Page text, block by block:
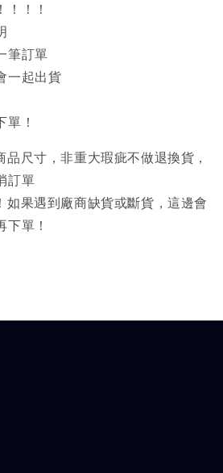
！！！
筆訂單
一起出貨
單！
尺寸，非重大瑕疵不做退換貨，
訂單
果遇到廠商缺貨或斷貨，這邊會
下單！